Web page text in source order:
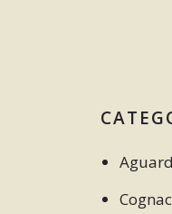
Cognac